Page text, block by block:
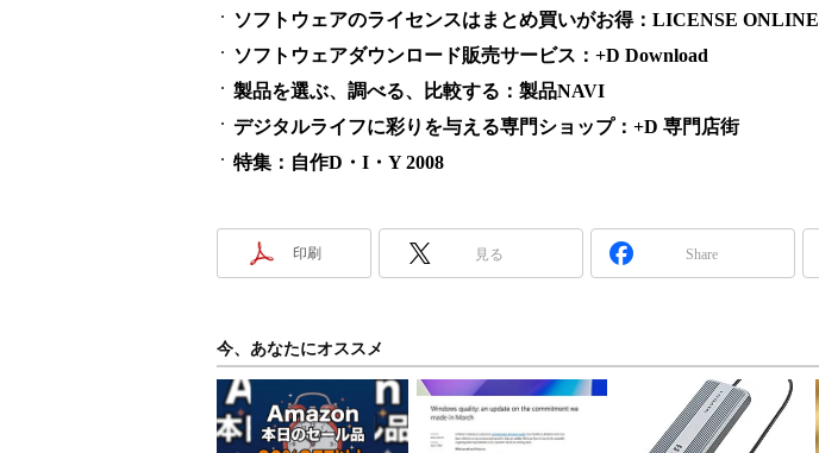
ソフトウェアのライセンスはまとめ買いがお得：LICENSE ONLINE
ソフトウェアダウンロード販売サービス：+D Download
製品を選ぶ、調べる、比較する：製品NAVI
デジタルライフに彩りを与える専門ショップ：+D 専門店街
特集：自作D・I・Y 2008
印刷 見る Share
今、あなたにオススメ